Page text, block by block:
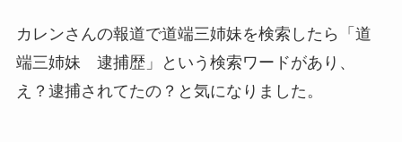
カレンさんの報道で道端三姉妹を検索したら「道
端三姉妹 逮捕歴」という検索ワードがあり、
え？逮捕されてたの？と気になりました。